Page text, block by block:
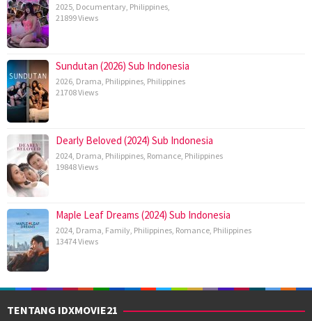
2025 Documentary Philippines
21899 Views
Sundutan (2026) Sub Indonesia
2026 Drama Philippines Philippines
21708 Views
Dearly Beloved (2024) Sub Indonesia
2024 Drama Philippines Romance Philippines
19848 Views
Maple Leaf Dreams (2024) Sub Indonesia
2024 Drama Family Philippines Romance Philippines
13474 Views
TENTANG IDXMOVIE21